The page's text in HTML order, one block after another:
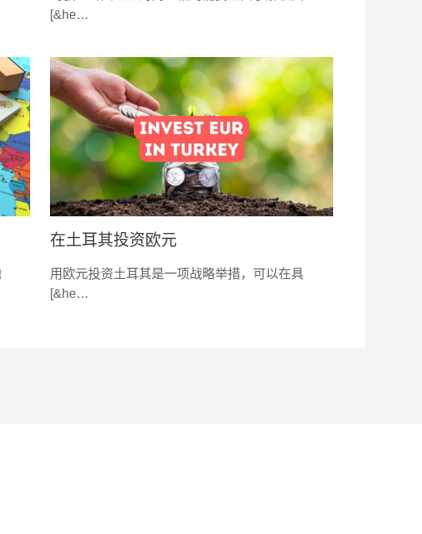
[&he…
在土耳其投资欧元
用欧元投资土耳其是一项战略举措，可以在具
[&he…